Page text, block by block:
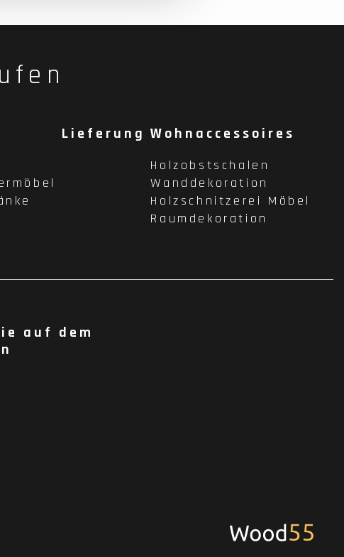
Lieferung Wohnaccessoires
Holzobstschalen
Wanddekoration
Holzschnitzerei Möbel
Raumdekoration
auf dem